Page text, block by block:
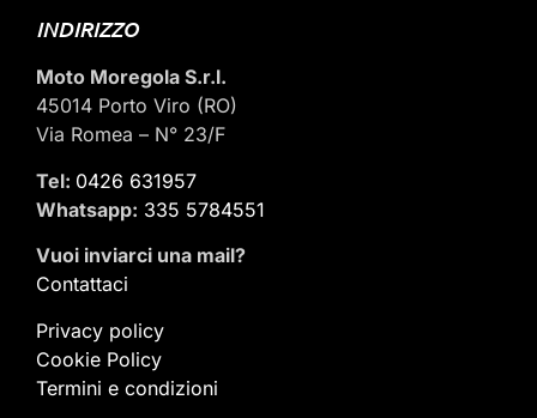
INDIRIZZO
Moto Moregola S.r.l.
45014 Porto Viro (RO)
Via Romea – N° 23/F
Tel: 0426 631957
Whatsapp: 335 5784551
Vuoi inviarci una mail?
Contattaci
Privacy policy
Cookie Policy
Termini e condizioni